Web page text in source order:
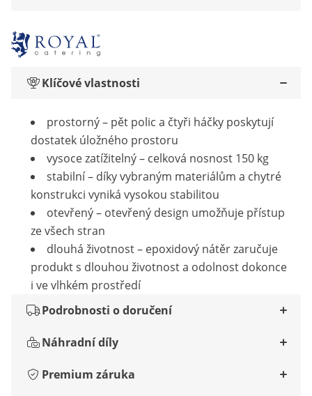
Klíčové vlastnosti
prostorný – pět polic a čtyři háčky poskytují
dostatek úložného prostoru
vysoce zatížitelný – celková nosnost 150 kg
stabilní – díky vybraným materiálům a chytré
konstrukci vyniká vysokou stabilitou
otevřený – otevřený design umožňuje přístup
ze všech stran
dlouhá životnost – epoxidový nátěr zaručuje
produkt s dlouhou životnost a odolnost dokonce
i ve vlhkém prostředí
Podrobnosti o doručení
Náhradní díly
Premium záruka